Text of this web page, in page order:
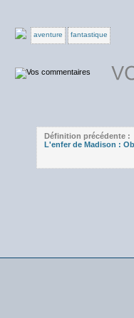
aventure fantastique
Définition précédente :
L'enfer de Madison :